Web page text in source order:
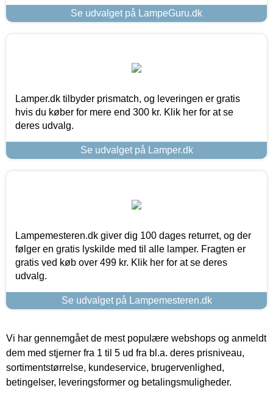
Se udvalget på LampeGuru.dk
Lamper.dk tilbyder prismatch, og leveringen er gratis
hvis du køber for mere end 300 kr. Klik her for at se
deres udvalg.
Se udvalget på Lamper.dk
Lampemesteren.dk giver dig 100 dages returret, og der
følger en gratis lyskilde med til alle lamper. Fragten er
gratis ved køb over 499 kr. Klik her for at se deres
udvalg.
Se udvalget på Lampemesteren.dk
Vi har gennemgået de mest populære webshops og anmeldt
dem med stjerner fra 1 til 5 ud fra bl.a. deres prisniveau,
sortimentstørrelse, kundeservice, brugervenlighed,
betingelser, leveringsformer og betalingsmuligheder.